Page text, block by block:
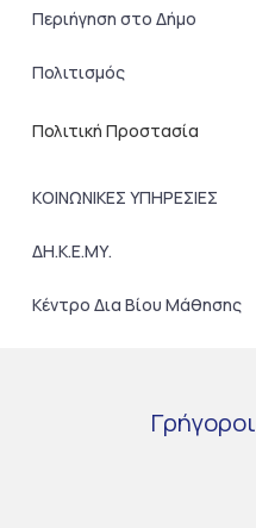
Περιήγηση στο Δήμο
Πολιτισμός
Πολιτική Προστασία
ΚΟΙΝΩΝΙΚΕΣ ΥΠΗΡΕΣΙΕΣ
ΔΗ.Κ.Ε.ΜΥ.
Κέντρο Δια Βίου Μάθησης
Γρήγοροι